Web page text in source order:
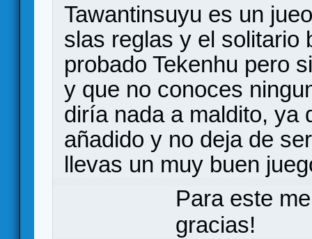
Tawantinsuyu es un
slas reglas y el solitario
probado Tekenhu pero
y que no conoces
diría nada a maldito, ya
añadido y no deja de
llevas un muy buen
Para este
gracias!